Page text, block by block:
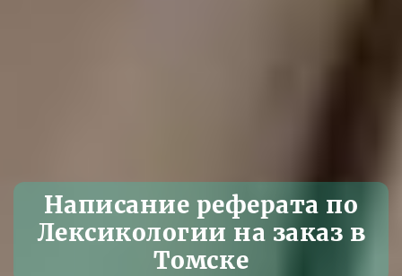
Написание реферата по
Лексикологии на заказ в
Томске